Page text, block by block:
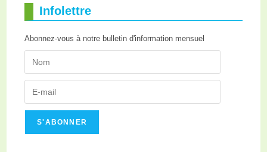
Infolettre
Abonnez-vous à notre bulletin d'information mensuel
S'ABONNER